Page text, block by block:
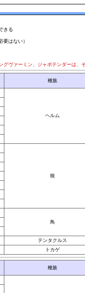
きる
はない）
ヴァーミン、ジャボテンダーは、
種族
ヘルム
狼
鳥
テンタクルス
トカゲ
種族